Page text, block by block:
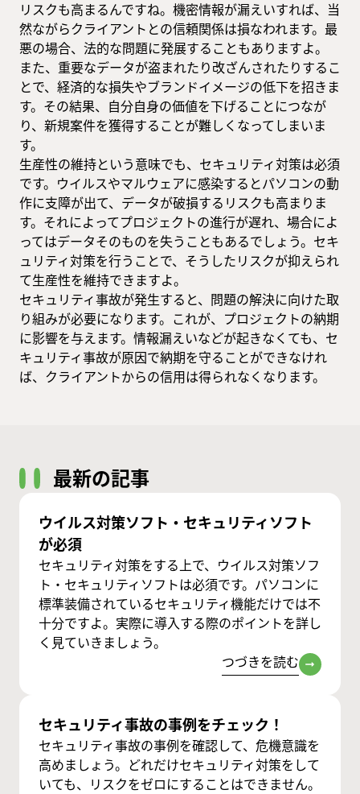
リスクも高まるんですね。機密情報が漏えいすれば、当
然ながらクライアントとの信頼関係は損なわれます。最
悪の場合、法的な問題に発展することもありますよ。
また、重要なデータが盗まれたり改ざんされたりするこ
とで、経済的な損失やブランドイメージの低下を招きま
す。その結果、自分自身の価値を下げることにつなが
り、新規案件を獲得することが難しくなってしまいま
す。
生産性の維持という意味でも、セキュリティ対策は必須
です。ウイルスやマルウェアに感染するとパソコンの動
作に支障が出て、データが破損するリスクも高まりま
す。それによってプロジェクトの進行が遅れ、場合によ
ってはデータそのものを失うこともあるでしょう。セキ
ュリティ対策を行うことで、そうしたリスクが抑えられ
て生産性を維持できますよ。
セキュリティ事故が発生すると、問題の解決に向けた取
り組みが必要になります。これが、プロジェクトの納期
に影響を与えます。情報漏えいなどが起きなくても、セ
キュリティ事故が原因で納期を守ることができなけれ
ば、クライアントからの信用は得られなくなります。
最新の記事
ウイルス対策ソフト・セキュリティソフト
が必須
セキュリティ対策をする上で、ウイルス対策ソフ
ト・セキュリティソフトは必須です。パソコンに
標準装備されているセキュリティ機能だけでは不
十分ですよ。実際に導入する際のポイントを詳し
く見ていきましょう。
つづきを読む
セキュリティ事故の事例をチェック！
セキュリティ事故の事例を確認して、危機意識を
高めましょう。どれだけセキュリティ対策をして
いても、リスクをゼロにすることはできません。